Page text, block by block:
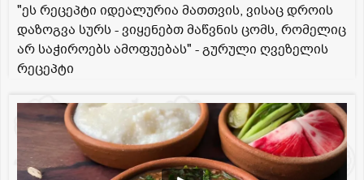
"ეს რეცეპტი იდეალურია მათთვის, ვისაც დროის
დაზოგვა სურს - ვიყენებთ მაწვნის ცომს, რომელიც
არ საჭიროებს ამოფუებას" - გურული ღვეზელის
რეცეპტი